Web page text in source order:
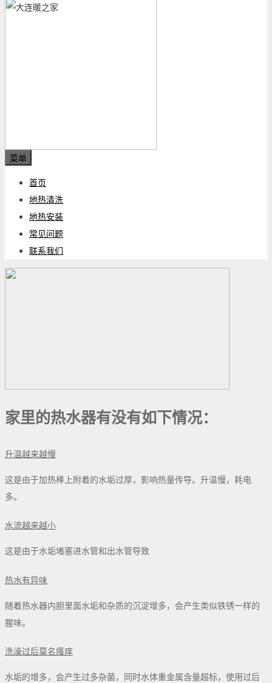
菜单
首页
地热清洗
地热安装
常见问题
联系我们
家里的热水器有没有如下情况：
升温越来越慢
这是由于加热棒上附着的水垢过厚，影响热量传导。升温慢，耗电
多。
水流越来越小
这是由于水垢堵塞进水管和出水管导致
热水有异味
随着热水器内胆里面水垢和杂质的沉淀增多，会产生类似铁锈一样的
腥味。
洗澡过后莫名瘙痒
水垢的增多，会产生过多杂菌，同时水体重金属含量超标，使用过后